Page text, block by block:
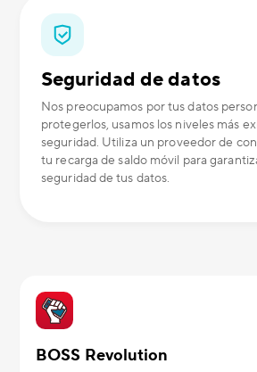
Seguridad de datos
Nos preocupamos por tus datos
protegerlos, usamos los niveles más
seguridad. Utiliza un proveedor de
tu recarga de saldo móvil para
seguridad de tus datos.
BOSS Revolution